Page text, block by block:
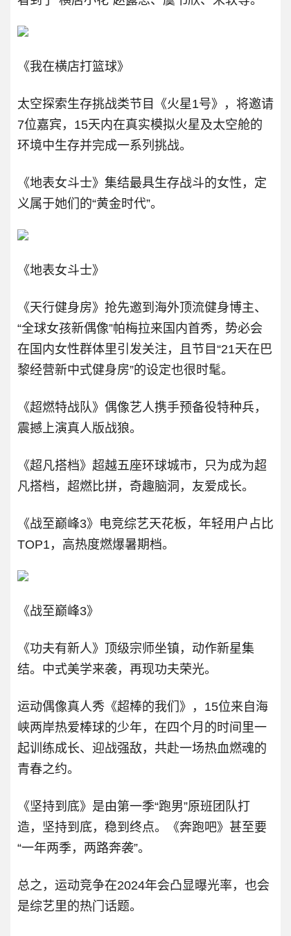
《我在横店打篮球》
太空探索生存挑战类节目《火星1号》，将邀请
7位嘉宾，15天内在真实模拟火星及太空舱的
环境中生存并完成一系列挑战。
《地表女斗士》集结最具生存战斗的女性，定
义属于她们的“黄金时代”。
《地表女斗士》
《天行健身房》抢先邀到海外顶流健身博主、
“全球女孩新偶像”帕梅拉来国内首秀，势必会
在国内女性群体里引发关注，且节目“21天在巴
黎经营新中式健身房”的设定也很时髦。
《超燃特战队》偶像艺人携手预备役特种兵，
震撼上演真人版战狼。
《超凡搭档》超越五座环球城市，只为成为超
凡搭档，超燃比拼，奇趣脑洞，友爱成长。
《战至巅峰3》电竞综艺天花板，年轻用户占比
TOP1，高热度燃爆暑期档。
《战至巅峰3》
《功夫有新人》顶级宗师坐镇，动作新星集
结。中式美学来袭，再现功夫荣光。
运动偶像真人秀《超棒的我们》，15位来自海
峡两岸热爱棒球的少年，在四个月的时间里一
起训练成长、迎战强敌，共赴一场热血燃魂的
青春之约。
《坚持到底》是由第一季“跑男”原班团队打
造，坚持到底，稳到终点。《奔跑吧》甚至要
“一年两季，两路奔袭”。
总之，运动竞争在2024年会凸显曝光率，也会
是综艺里的热门话题。